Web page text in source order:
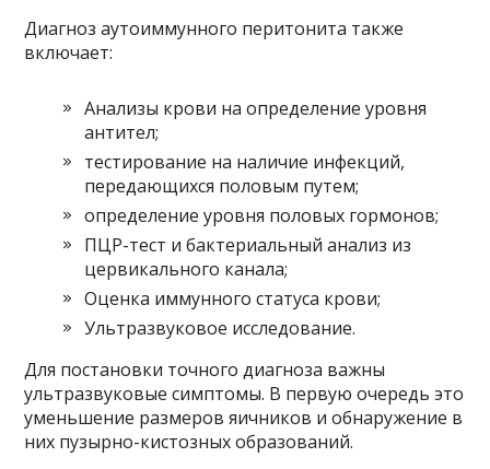
Диагноз аутоиммунного перитонита также
включает:
Анализы крови на определение уровня
антител;
тестирование на наличие инфекций,
передающихся половым путем;
определение уровня половых гормонов;
ПЦР-тест и бактериальный анализ из
цервикального канала;
Оценка иммунного статуса крови;
Ультразвуковое исследование.
Для постановки точного диагноза важны
ультразвуковые симптомы. В первую очередь это
уменьшение размеров яичников и обнаружение в
них пузырно-кистозных образований.